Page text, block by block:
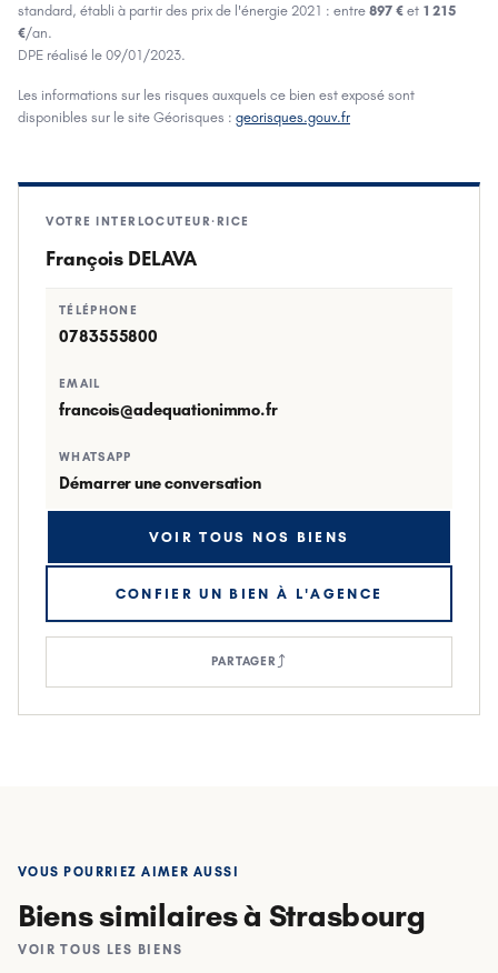
standard, établi à partir des prix de l'énergie 2021 : entre 897 € et 1 215
€/an.
DPE réalisé le 09/01/2023.
Les informations sur les risques auxquels ce bien est exposé sont
disponibles sur le site Géorisques : georisques.gouv.fr
VOTRE INTERLOCUTEUR·RICE
François DELAVA
TÉLÉPHONE
0783555800
EMAIL
francois@adequationimmo.fr
WHATSAPP
Démarrer une conversation
VOIR TOUS NOS BIENS
CONFIER UN BIEN À L'AGENCE
PARTAGER⤴
VOUS POURRIEZ AIMER AUSSI
Biens similairesà Strasbourg
VOIR TOUS LES BIENS
STUDIO CLIMATISÉ EN PLEIN COEUR DE
SCHILTIGHEIM
500 €
SCHILTIGHEIM
APPARTEMENT 2/3 PIÈCES- 51M2 - SCHILTIGHEIM
KRUTENAU · STRASBOURG
KRUTENAU